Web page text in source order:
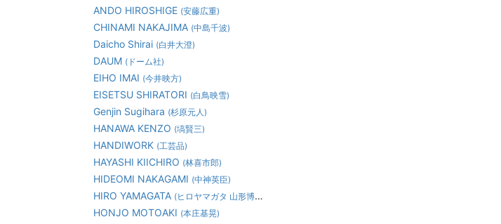
ANDO HIROSHIGE (安藤広重)
CHINAMI NAKAJIMA (中島千波)
Daicho Shirai (白井大澄)
DAUM (ドーム社)
EIHO IMAI (今井映方)
EISETSU SHIRATORI (白鳥映雪)
Genjin Sugihara (杉原元人)
HANAWA KENZO (塙賢三)
HANDIWORK (工芸品)
HAYASHI KIICHIRO (林喜市郎)
HIDEOMI NAKAGAMI (中神英臣)
HIRO YAMAGATA (ヒロヤマガタ 山形博道)
HONJO MOTOAKI (本庄基晃)